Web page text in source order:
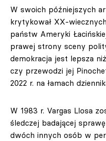
W swoich późniejszych
krytykował XX-
państw Ameryki
prawej strony sceny
demokracja jest lepsza
czy przewodzi jej
2022 r. na łamach
W 1983 r. Vargas Llosa
śledczej badającej
dwóch innych osób w